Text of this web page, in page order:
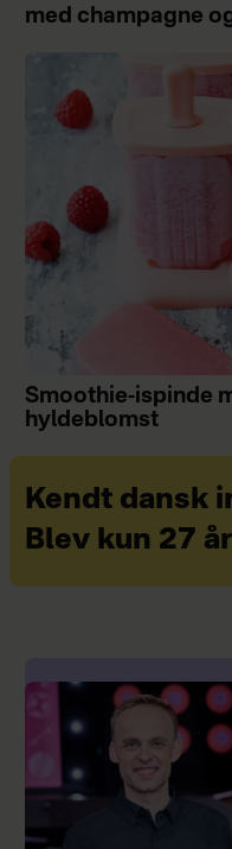
med champagne
Smoothie-ispinde
hyldeblomst
Kendt dansk
Blev kun 27 år